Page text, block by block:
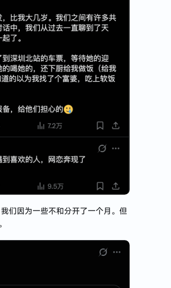
们因为一些不和分开了一个月。但